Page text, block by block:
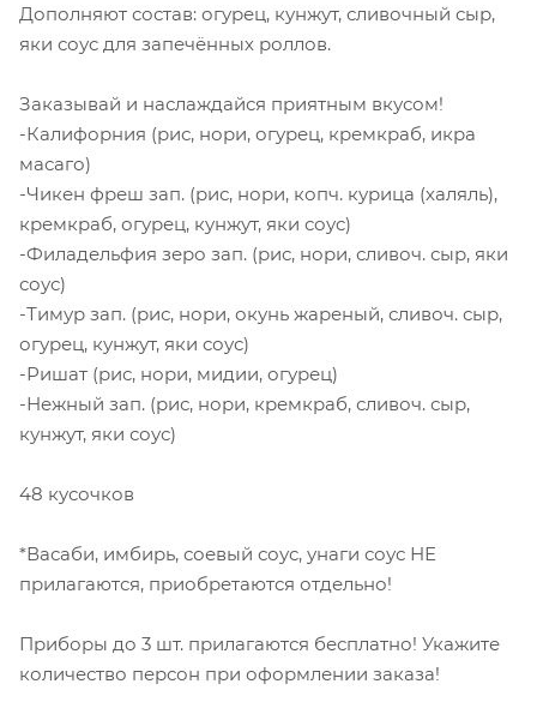
Дополняют состав: огурец, кунжут, сливочный сыр,
яки соус для запечённых роллов.
Заказывай и наслаждайся приятным вкусом!
-Калифорния (рис, нори, огурец, кремкраб, икра
масаго)
-Чикен фреш зап. (рис, нори, копч. курица (халяль),
кремкраб, огурец, кунжут, яки соус)
-Филадельфия зеро зап. (рис, нори, сливоч. сыр, яки
соус)
-Тимур зап. (рис, нори, окунь жареный, сливоч. сыр,
огурец, кунжут, яки соус)
-Ришат (рис, нори, мидии, огурец)
-Нежный зап. (рис, нори, кремкраб, сливоч. сыр,
кунжут, яки соус)
48 кусочков
*Васаби, имбирь, соевый соус, унаги соус НЕ
прилагаются, приобретаются отдельно!
Приборы до 3 шт. прилагаются бесплатно! Укажите
количество персон при оформлении заказа!